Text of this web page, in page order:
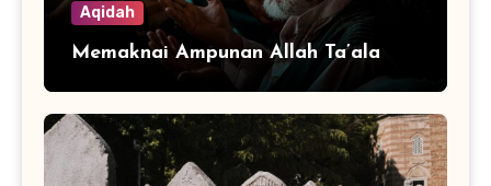
Aqidah
Memaknai Ampunan Allah Ta’ala